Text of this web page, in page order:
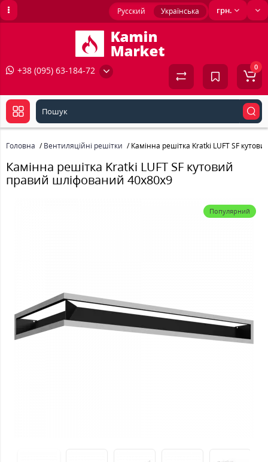
грн.
Русский Українська
+38 (095) 63-184-72 0
Головна Вентиляційні решітки Камінна решітка Kratki LUFT SF
Камінна решітка Kratki LUFT SF кутовий
правий шліфований 40x80x9
Популярний